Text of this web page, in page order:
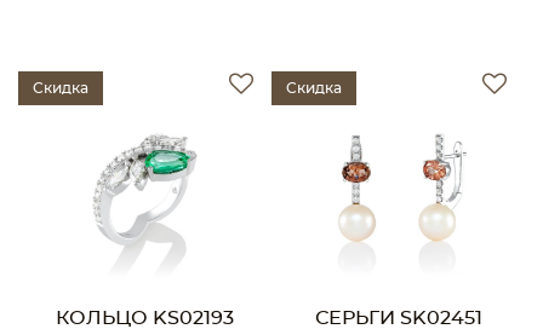
Скидка
КОЛЬЦО KS02193
Скидка
СЕРЬГИ SK02451